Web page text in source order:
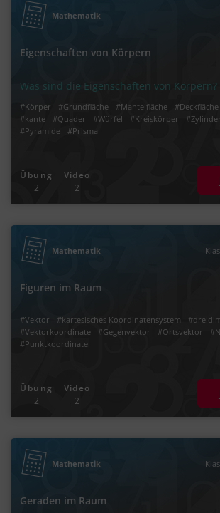
Mathematik
Eigenschaften von Körpern
Was sind die Eigenschaften von Körpern?
#Körper #Grundfläche #Mantelfläche #Deckfläche
#kante
#Quader #Würfel #Kreiskörper #Zylinder
#Pyramide
#Prisma
Übung
2
Video
2
Mathematik
Figuren im Raum
#Vektor #kartesisches Koordinatensystem
#Vektorkoordinate
#Gegenvektor #Ortsvektor
#Punktkoordinate
Übung
2
Video
2
Mathematik
Geraden im Raum